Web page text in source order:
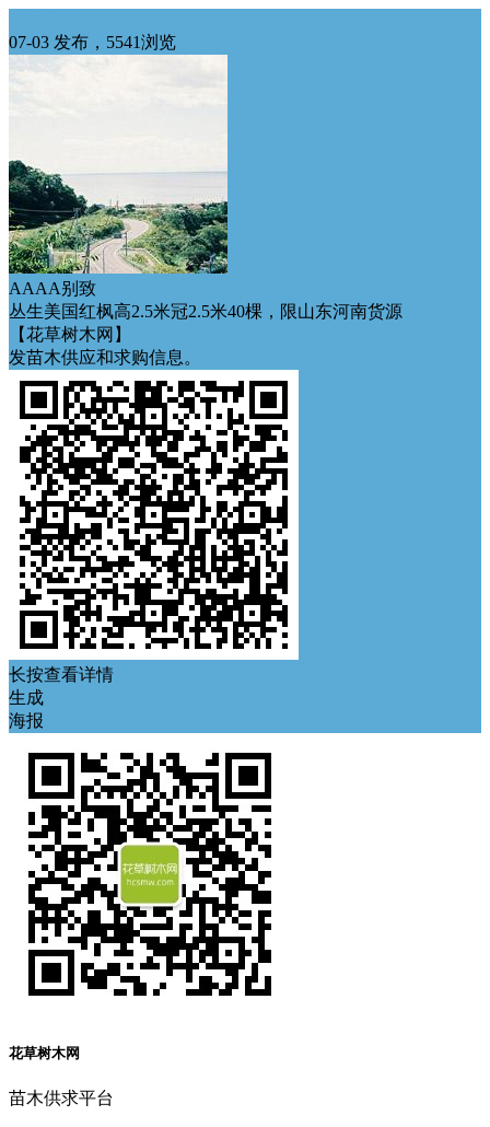
07-03 发布，5541浏览
AAAA别致
丛生美国红枫高2.5米冠2.5米40棵，限山东河南货源
【花草树木网】
发苗木供应和求购信息。
长按查看详情
生成
海报
花草树木网
苗木供求平台